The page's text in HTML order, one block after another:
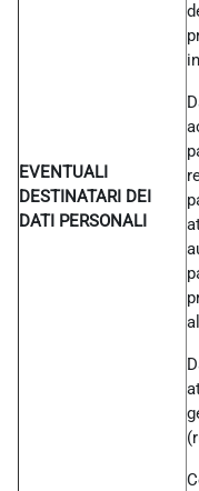
EVENTUALI
DESTINATARI DEI
DATI PERSONALI